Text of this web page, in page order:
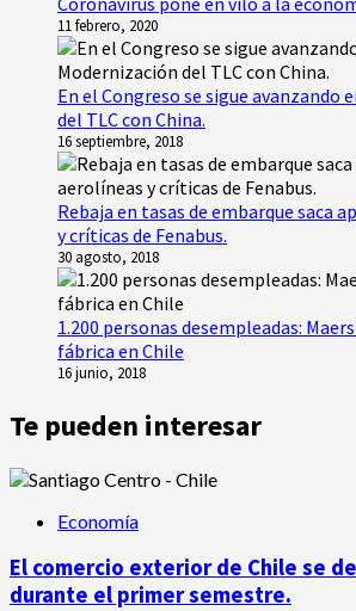
11 febrero, 2020
En el Congreso se sigue avanzando
del TLC con China.
16 septiembre, 2018
Rebaja en tasas de embarque saca
y críticas de Fenabus.
30 agosto, 2018
1.200 personas desempleadas:
fábrica en Chile
16 junio, 2018
Te pueden interesar
Economía
El comercio exterior de Chile se
durante el primer semestre.